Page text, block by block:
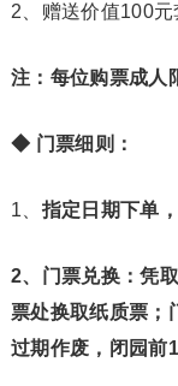
2、赠送价值100元
注：每位购票成人
◆ 门票细则：
1、 指定日期下单，
2、门票兑换：凭
票处换取纸质票；
过期作废，闭园前